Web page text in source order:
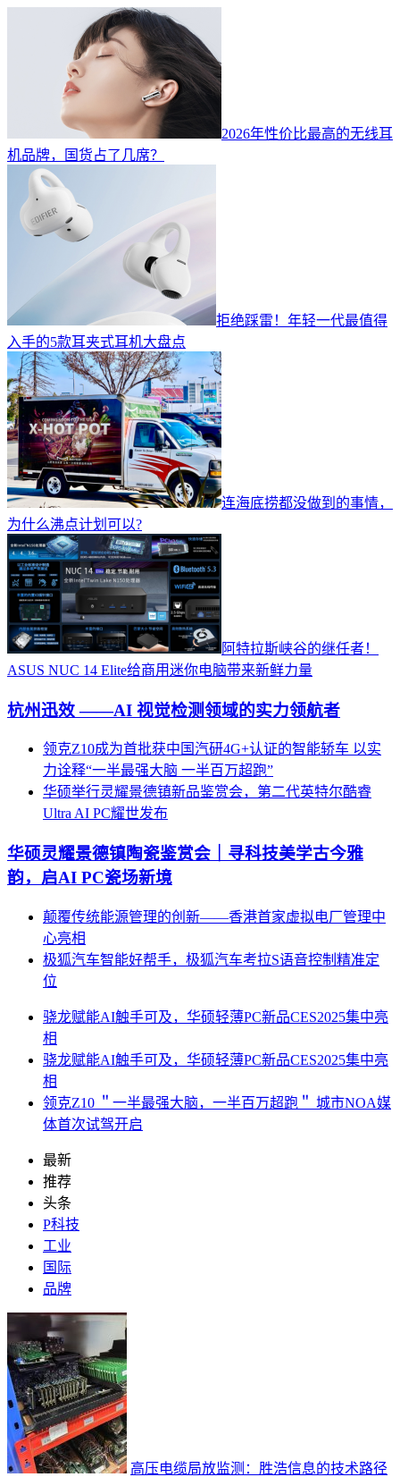
2026年性价比最高的无线耳
机品牌，国货占了几席？
拒绝踩雷！年轻一代最值得
入手的5款耳夹式耳机大盘点
连海底捞都没做到的事情，
为什么沸点计划可以?
阿特拉斯峡谷的继任者！
ASUS NUC 14 Elite给商用迷你电脑带来新鲜力量
杭州迅效 ——AI 视觉检测领域的实力领航者
领克Z10成为首批获中国汽研4G+认证的智能轿车 以实
力诠释“一半最强大脑 一半百万超跑”
华硕举行灵耀景德镇新品鉴赏会，第二代英特尔酷睿
Ultra AI PC耀世发布
华硕灵耀景德镇陶瓷鉴赏会｜寻科技美学古今雅
韵，启AI PC瓷场新境
颠覆传统能源管理的创新——香港首家虚拟电厂管理中
心亮相
极狐汽车智能好帮手，极狐汽车考拉S语音控制精准定
位
骁龙赋能AI触手可及，华硕轻薄PC新品CES2025集中亮
相
骁龙赋能AI触手可及，华硕轻薄PC新品CES2025集中亮
相
领克Z10 ＂一半最强大脑，一半百万超跑＂ 城市NOA媒
体首次试驾开启
最新
推荐
头条
P科技
工业
国际
品牌
高压电缆局放监测：胜浩信息的技术路径